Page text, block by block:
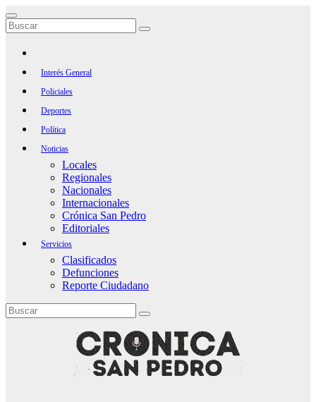
Saltar
al
contenido
Interés General
Policiales
Deportes
Política
Noticias
Locales
Regionales
Nacionales
Internacionales
Crónica San Pedro
Editoriales
Servicios
Clasificados
Defunciones
Reporte Ciudadano